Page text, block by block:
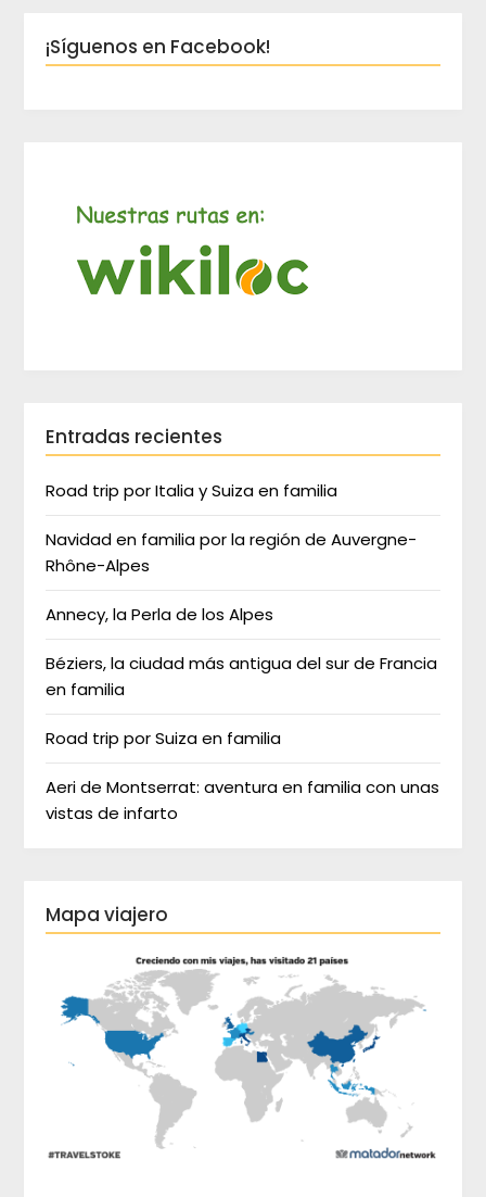
¡Síguenos en Facebook!
Entradas recientes
Road trip por Italia y Suiza en familia
Navidad en familia por la región de Auvergne-
Rhône-Alpes
Annecy, la Perla de los Alpes
Béziers, la ciudad más antigua del sur de Francia
en familia
Road trip por Suiza en familia
Aeri de Montserrat: aventura en familia con unas
vistas de infarto
Mapa viajero